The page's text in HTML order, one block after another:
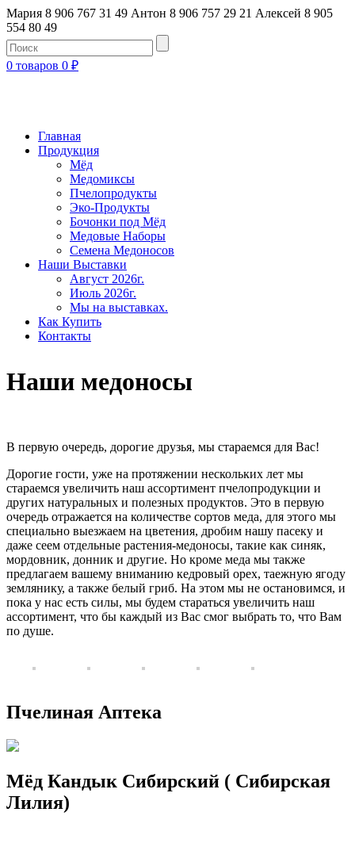
Мария 8 906 767 31 49 Антон 8 906 757 29 21 Алексей 8 905
554 80 49
0 товаров 0 ₽
Главная
Продукция
Мёд
Медомиксы
Пчелопродукты
Эко-Продукты
Бочонки под Мёд
Медовые Наборы
Семена Медоносов
Наши Выставки
Август 2026г.
Июль 2026г.
Мы на выставках.
Как Купить
Контакты
Наши медоносы
В первую очередь, дорогие друзья, мы стараемся для Вас!
Дорогие гости, уже на протяжении нескольких лет мы
стараемся увеличить наш ассортимент пчелопродукции и
других натуральных и полезных продуктов. Это в первую
очередь отражается на количестве сортов меда, для этого мы
специально выезжаем на цветения, дробим нашу пасеку и
даже сеем отдельные растения-медоносы, такие как синяк,
мордовник, донник и другие. Но кроме меда мы также
предлагаем вашему вниманию кедровый орех, таежную ягоду
землянику, а также белый гриб. На этом мы не остановимся, и
пока у нас есть силы, мы будем стараться увеличить наш
ассортимент, что бы каждый из Вас смог выбрать то, что Вам
по душе.
Пчелиная Аптека
Мёд Кандык Сибирский ( Сибирская
Лилия)